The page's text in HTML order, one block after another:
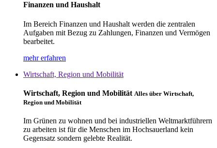
Finanzen und Haushalt
Im Bereich Finanzen und Haushalt werden die zentralen
Aufgaben mit Bezug zu Zahlungen, Finanzen und Vermögen
bearbeitet.
mehr erfahren
Wirtschaft, Region und Mobilität
Wirtschaft, Region und Mobilität Alles über Wirtschaft,
Region und Mobilität
Im Grünen zu wohnen und bei industriellen Weltmarktführern
zu arbeiten ist für die Menschen im Hochsauerland kein
Gegensatz sondern gelebte Realität.